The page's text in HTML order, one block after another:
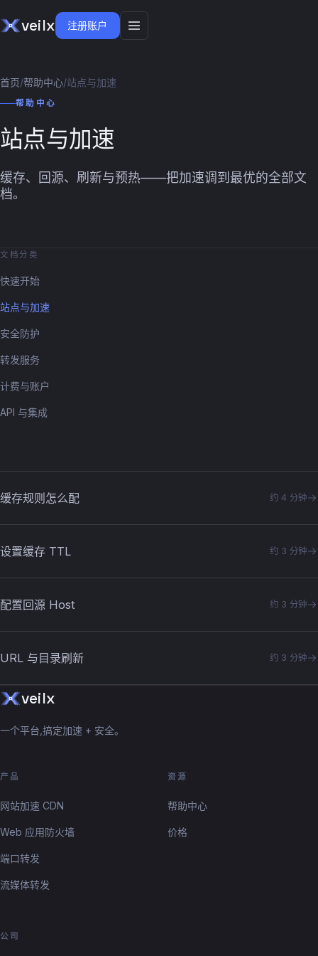
veilx 注册账户
首页/帮助中心/站点与加速
帮助中心
站点与加速
缓存、回源、刷新与预热——把加速调到最优的全部文
档。
文档分类
快速开始
站点与加速
安全防护
转发服务
计费与账户
API 与集成
缓存规则怎么配 约 4 分钟
设置缓存 TTL 约 3 分钟
配置回源 Host 约 3 分钟
URL 与目录刷新 约 3 分钟
veilx
一个平台,搞定加速 + 安全。
产品
网站加速 CDN
Web 应用防火墙
端口转发
流媒体转发
资源
帮助中心
价格
公司